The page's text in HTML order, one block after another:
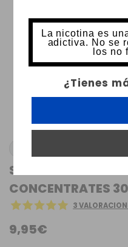
La nicotina es
adictiva. No se
los no
¿Tienes
STRAWBERRY JUBILEE ICE PACHAMAMA
CONCENTRATES
3
9,95€